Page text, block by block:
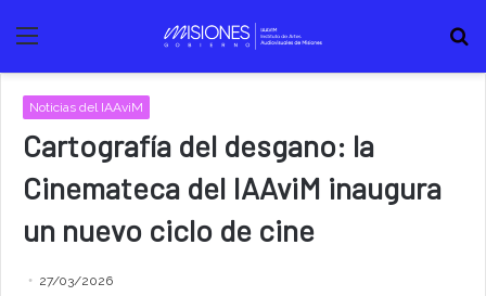
Menú
Noticias del IAAviM
Cartografía del desgano: la
Cinemateca del IAAviM inaugura
un nuevo ciclo de cine
27/03/2026